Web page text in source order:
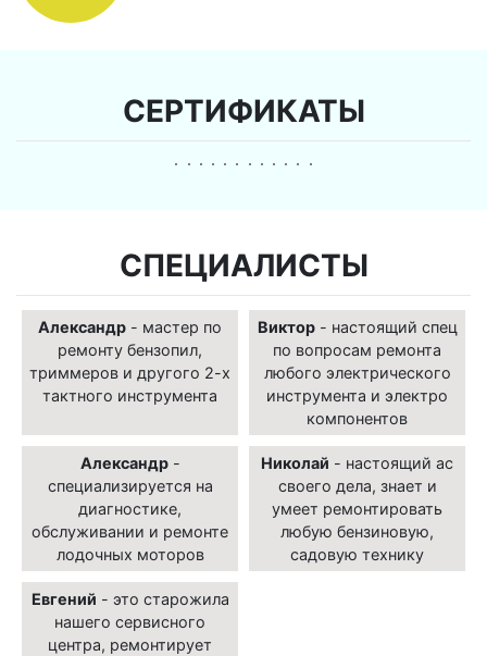
СЕРТИФИКАТЫ
СПЕЦИАЛИСТЫ
Александр - мастер по
ремонту бензопил,
триммеров и другого 2-х
тактного инструмента
Виктор- настоящий спец
по вопросам ремонта
любого электрического
инструмента и электро
компонентов
Александр-
специализируется на
диагностике,
обслуживании и ремонте
лодочных моторов
Николай - настоящий ас
своего дела, знает и
умеет ремонтировать
любую бензиновую,
садовую технику
Евгений - это старожила
нашего сервисного
центра, ремонтирует